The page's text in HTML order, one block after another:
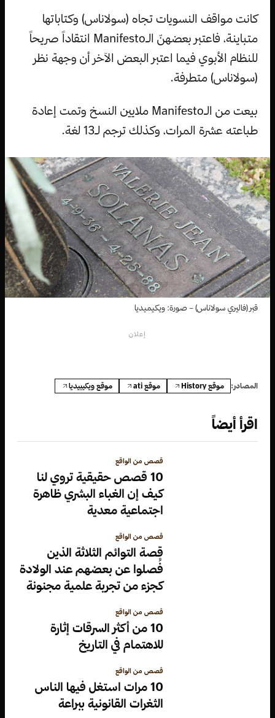
كانت مواقف النسويات تجاه (سولاناس) وكتاباتها
متباينة، فاعتبر بعضهنّ الـManifesto انتقاداً صريحاً
للنظام الأبوي فيما اعتبر البعض الآخر أن وجهة نظر
(سولاناس) متطرفة.
بيعت من الـManifesto ملايين النسخ وتمت إعادة
طباعته عشرة المرات، وكذلك ترجم لـ13 لغة.
قبر (فاليري سولاناس) – صورة: ويكيميديا
إعلان
المصادر: موقع History موقع ati موقع ويكيبيديا
اقرأ أيضاً
قصص من الواقع
10 قصص حقيقية تروي لنا
كيف إن الغباء البشري ظاهرة
اجتماعية معدية
قصص من الواقع
قصة التوائم الثلاثة الذين
فُصلوا عن بعضهم عند الولادة
كجزء من تجربة علمية مجنونة
قصص من الواقع
10 من أكثر السرقات إثارة
للاهتمام في التاريخ
قصص من الواقع
10 مرات استغل فيها الناس
الثغرات القانونية ببراعة